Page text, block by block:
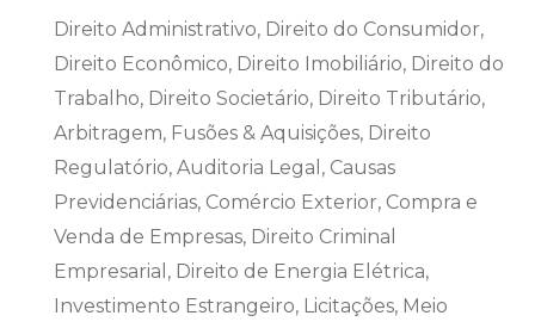
Direito Administrativo, Direito do Consumidor,
Direito Econômico, Direito Imobiliário, Direito do
Trabalho, Direito Societário, Direito Tributário,
Arbitragem, Fusões & Aquisições, Direito
Regulatório, Auditoria Legal, Causas
Previdenciárias, Comércio Exterior, Compra e
Venda de Empresas, Direito Criminal
Empresarial, Direito de Energia Elétrica,
Investimento Estrangeiro, Licitações, Meio